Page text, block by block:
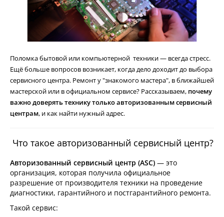
Поломка бытовой или компьютерной техники — всегда стресс.
Ещё больше вопросов возникает, когда дело доходит до выбора
сервисного центра. Ремонт у "знакомого мастера", в ближайшей
мастерской или в официальном сервисе? Рассказываем, почему
важно доверять технику только авторизованным сервисный
центрам, и как найти нужный адрес.
Что такое авторизованный сервисный центр?
Авторизованный сервисный центр (ASC) — это
организация, которая получила официальное
разрешение от производителя техники на проведение
диагностики, гарантийного и постгарантийного ремонта.
Такой сервис: